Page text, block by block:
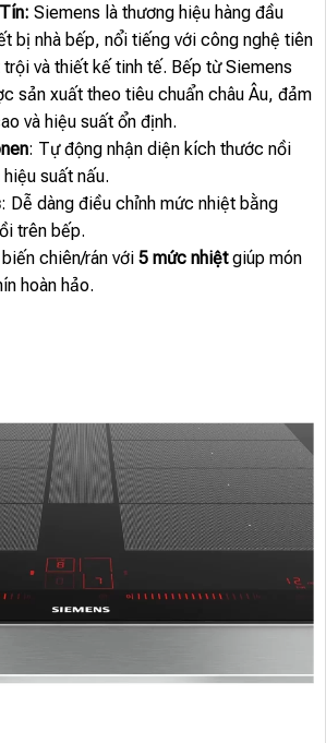
Siemens là thương hiệu hàng đầu
bị nhà bếp, nổi tiếng với công nghệ tiên
và thiết kế tinh tế. Bếp từ Siemens
sản xuất theo tiêu chuẩn châu Âu, đảm
và hiệu suất ổn định.
: Tự động nhận diện kích thước nồi
suất nấu.
: Dễ dàng điều chỉnh mức nhiệt bằng
trên bếp.
chiên/rán với 5 mức nhiệtgiúp món
hoàn hảo.